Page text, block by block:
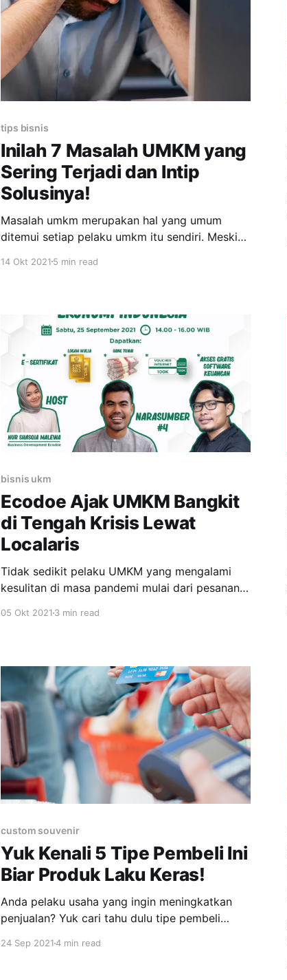
tips bisnis
Inilah 7 Masalah UMKM yang
Sering Terjadi dan Intip
Solusinya!
Masalah umkm merupakan hal yang umum
ditemui setiap pelaku umkm itu sendiri. Meski
masalah umkm bisa teratasi adalah dengan
pelaku umkm bisa terus bertumbuh dan
menjadikan usahanya sebagai bisnis yang
berkelanjutan. Masalah
14 Okt 20215 min read
bisnis ukm
Ecodoe Ajak UMKM Bangkit
di Tengah Krisis Lewat
Localaris
Tidak sedikit pelaku UMKM yang mengalami
kesulitan di masa pandemi mulai dari pesanan
seperti ini membuat kondisi bisnis tidak stabil.
Tapi pada dasarnya dalam menjalankan suatu
05 Okt 20213 min read
custom souvenir
Yuk Kenali 5 Tipe Pembeli Ini
Biar Produk Laku Keras!
Anda pelaku usaha yang ingin meningkatkan
penjualan? Yuk cari tahu dulu tipe pembeli
Anda! Pembeli itu pada dasarnya juga manusia
24 Sep 20214 min read